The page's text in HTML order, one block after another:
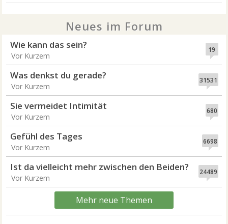
Neues im Forum
19
Wie kann das sein?
Vor Kurzem
31531
Was denkst du gerade?
Vor Kurzem
680
Sie vermeidet Intimität
Vor Kurzem
6698
Gefühl des Tages
Vor Kurzem
24489
Ist da vielleicht mehr zwischen den Beiden?
Vor Kurzem
Mehr neue Themen